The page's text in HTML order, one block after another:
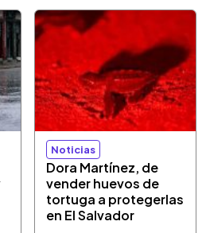
Noticias
Dora Martínez, de
vender huevos de
tortuga a protegerlas
en El Salvador